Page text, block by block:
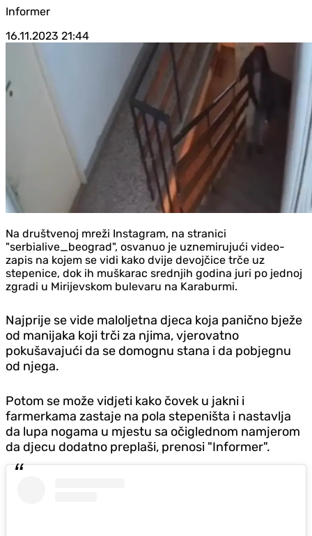
Informer
16.11.2023 21:44
Na društvenoj mreži Instagram, na stranici
"serbialive_beograd", osvanuo je uznemirujući video-
zapis na kojem se vidi kako dvije devojčice trče uz
stepenice, dok ih muškarac srednjih godina juri po jednoj
zgradi u Mirijevskom bulevaru na Karaburmi.
Najprije se vide maloljetna djeca koja panično bježe
od manijaka koji trči za njima, vjerovatno
pokušavajući da se domognu stana i da pobjegnu
od njega.
Potom se može vidjeti kako čovek u jakni i
farmerkama zastaje na pola stepeništa i nastavlja
da lupa nogama u mjestu sa očiglednom namjerom
da djecu dodatno preplaši, prenosi "Informer".